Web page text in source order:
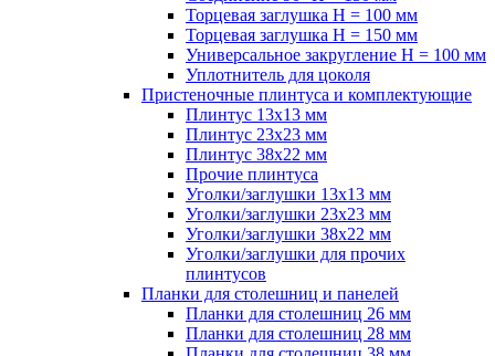
Торцевая заглушка H = 100 мм
Торцевая заглушка H = 150 мм
Универсальное закругление H = 100 мм
Уплотнитель для цоколя
Пристеночные плинтуса и комплектующие
Плинтус 13х13 мм
Плинтус 23х23 мм
Плинтус 38х22 мм
Прочие плинтуса
Уголки/заглушки 13х13 мм
Уголки/заглушки 23х23 мм
Уголки/заглушки 38х22 мм
Уголки/заглушки для прочих
плинтусов
Планки для столешниц и панелей
Планки для столешниц 26 мм
Планки для столешниц 28 мм